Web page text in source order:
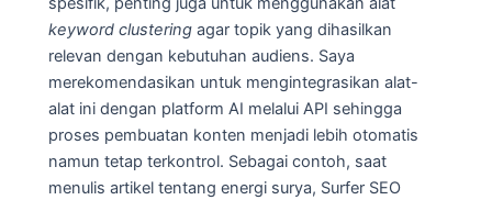
keyword clustering agar topik yang dihasilkan
relevan dengan kebutuhan audiens. Saya
merekomendasikan untuk mengintegrasikan alat-
alat ini dengan platform AI melalui API sehingga
proses pembuatan konten menjadi lebih otomatis
namun tetap terkontrol. Sebagai contoh, saat
menulis artikel tentang energi surya, Surfer SEO